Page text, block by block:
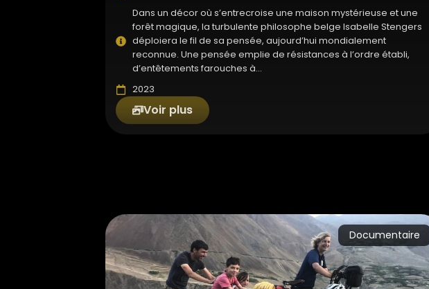
Dans un décor où s’entrecroise une maison mystérieuse et une
forêt magique, la turbulente philosophe belge Isabelle Stengers
déploiera le fil de sa pensée, aujourd’hui mondialement
reconnue. Une pensée emplie de résistances à l’ordre établi,
d’entêtements farouches à...
2023
Voir plus
Documentaire